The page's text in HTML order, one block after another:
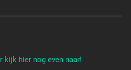
kijk hier nog even naar!